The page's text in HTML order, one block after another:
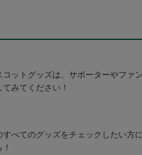
コットグッズは、サポーターやファ
みてください！
すべてのグッズをチェックしたい方